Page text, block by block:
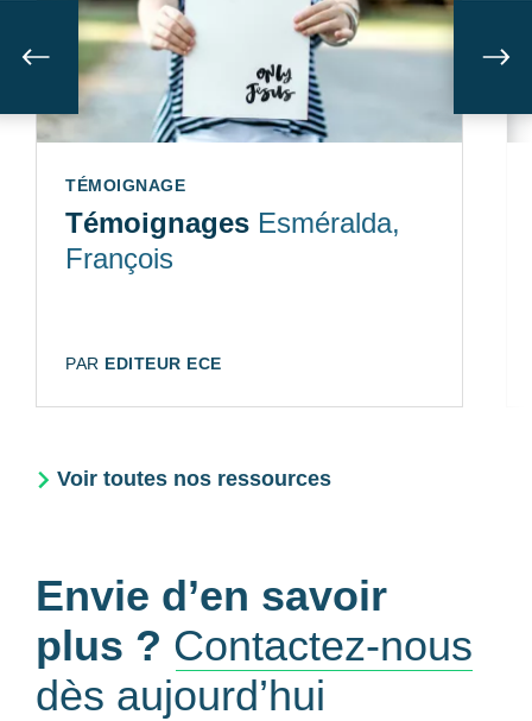
TYPE:
TÉMOIGNAGE
Témoignages Esméralda,
François
AUTEUR:
PAR EDITEUR ECE
Suivant
Voir toutes nos ressources
Envie d’en savoir
plus ? Contactez-nous
dès aujourd’hui